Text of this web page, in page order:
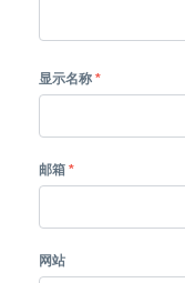
显示名称 *
邮箱 *
网站